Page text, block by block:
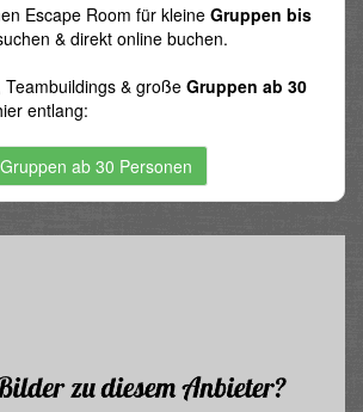
Escape Room für kleine Gruppen bis
& direkt online buchen.
& große Gruppen ab 30
entlang:
Gruppen ab 30 Personen